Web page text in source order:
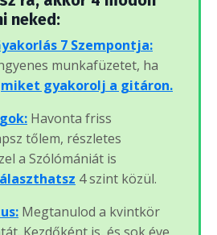
neked:
7 Szempontja:
munkafüzetet, ha
miket gyakorolj a gitáron.
Havonta friss
tőlem, részletes
a Szólómániát is
4 szint közül.
Megtanulod a kvintkör